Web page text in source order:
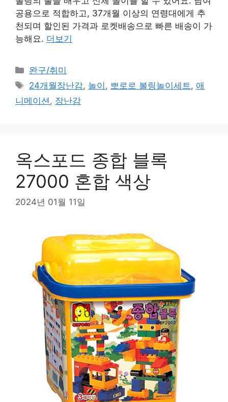
공용으로 적합하고, 37개월 이상의 연령대에게 추
천되며 할인된 가격과 로켓배송으로 빠른 배송이 가
능해요. 더보기
카
테
리
완구/취미
태
그
24개월장난감, 놀이 , 뽀로로 볼링놀이세트 , 애
니메이션 , 장난감
옥스포드 종합 블록
27000 혼합 색상
2024년 01월 11일